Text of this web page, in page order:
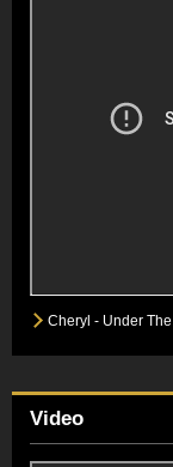
Cheryl - Under
Video